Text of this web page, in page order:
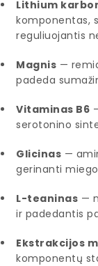
Lithium
komponentas,
reguliuojantis
Magnis —
padeda
Vitaminas B6
serotonino
Glicinas —
gerinanti
L-teaninas —
ir padedantis
Ekstrakcijos
komponentų